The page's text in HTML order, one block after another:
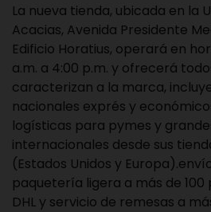
La nueva tienda, ubicada en la
Acacias, Avenida Presidente
Edificio Horatius, operará en
a.m. a 4:00 p.m. y ofrecerá
caracterizan a la marca,
nacionales exprés y
logísticas para pymes y
internacionales desde sus
(Estados Unidos y
paquetería ligera a más de 100
DHL y servicio de remesas a